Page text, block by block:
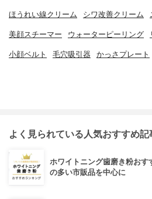
ほうれい線クリーム シワ改善クリーム
美顔スチーマー ウォーターピーリング
小顔ベルト 毛穴吸引器 かっさプレート
よく見られている人気おすすめ記
ホワイトニング歯磨き粉おす
の多い市販品を中心に